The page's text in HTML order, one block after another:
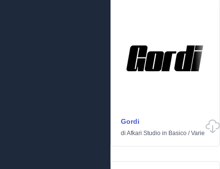
Gordi
di Afkari Studio in Basico /Varie